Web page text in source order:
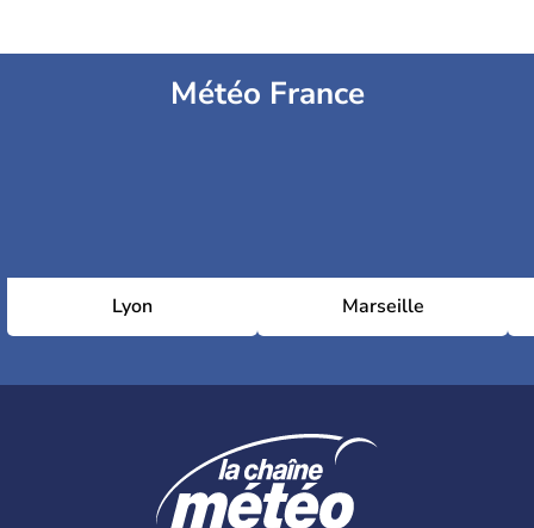
Météo France
Lyon Marseille